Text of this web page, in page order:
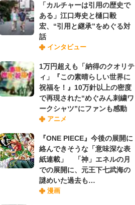
「カルチャーは引用の歴史で
ある」江口寿史と樋口毅
宏、“引用と継承”をめぐる対
話
インタビュー
1万円超えも「納得のクオリテ
ィ」『この素晴らしい世界に
祝福を！』10万針以上の密度
で再現された“めぐみん刺繍ワ
ークシャツ”にファンも感動
アニメ
『ONE PIECE』今後の展開に
絡んできそうな「意味深な表
紙連載」 「神」エネルの月
での展開に、元王下七武海の
謎めいた過去も…
漫画